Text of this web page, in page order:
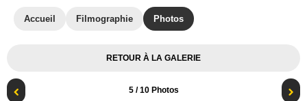
Accueil Filmographie Photos
RETOUR À LA GALERIE
5/ 10 Photos